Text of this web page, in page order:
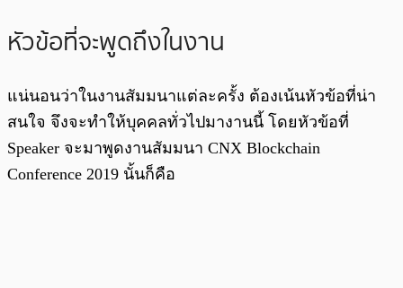
หัวข้อที่จะพูดถึงในงาน
แน่นอนว่าในงานสัมมนาแต่ละครั้ง ต้องเน้นหัวข้อที่น่า
สนใจ จึงจะทำให้บุคคลทั่วไปมางานนี้ โดยหัวข้อที่
Speaker จะมาพูดงานสัมมนา CNX Blockchain
Conference 2019 นั้นก็คือ